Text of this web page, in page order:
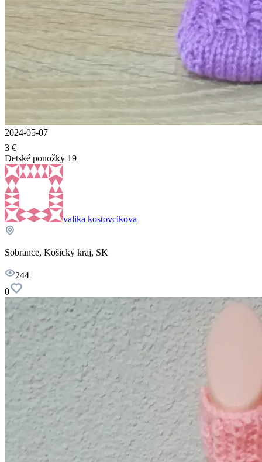
2024-05-07
3 €
Detské ponožky 19
valika kostovcikova
Sobrance, Košický kraj, SK
244
0